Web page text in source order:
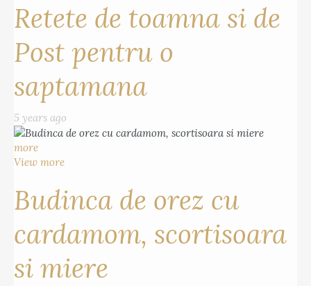
Retete de toamna si de
Post pentru o
saptamana
5 years ago
more
View more
Budinca de orez cu
cardamom, scortisoara
si miere